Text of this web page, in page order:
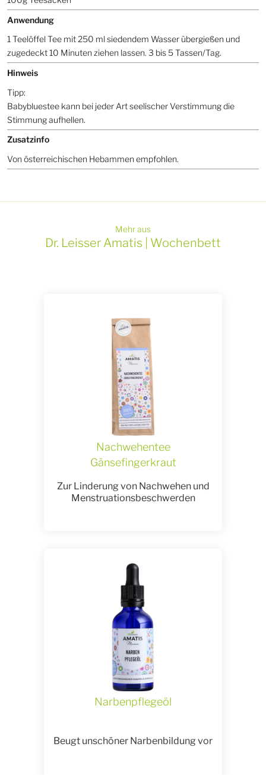
Anwendung
1 Teelöffel Tee mit 250 ml siedendem Wasser übergießen und
zugedeckt 10 Minuten ziehen lassen. 3 bis 5 Tassen/Tag.
Hinweis
Tipp:
Babybluestee kann bei jeder Art seelischer Verstimmung die
Stimmung aufhellen.
Zusatzinfo
Von österreichischen Hebammen empfohlen.
Mehr aus
Dr. Leisser Amatis | Wochenbett
Nachwehentee
Gänsefingerkraut
Zur Linderung von Nachwehen und
Menstruationsbeschwerden
Narbenpflegeöl
Beugt unschöner Narbenbildung vor